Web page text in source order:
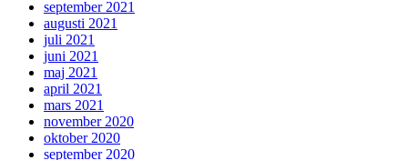
september 2021
augusti 2021
juli 2021
juni 2021
maj 2021
april 2021
mars 2021
november 2020
oktober 2020
september 2020